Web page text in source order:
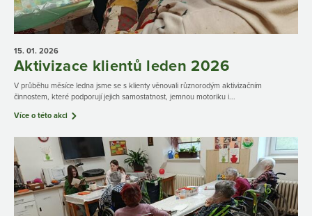
15. 01. 2026
Aktivizace klientů leden 2026
V průběhu měsíce ledna jsme se s klienty věnovali různorodým aktivizačním
činnostem, které podporují jejich samostatnost, jemnou motoriku i...
Více o této akci